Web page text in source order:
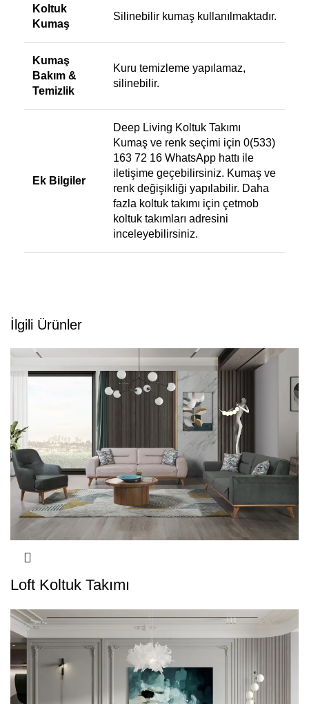
Koltuk
Kumaş
Silinebilir kumaş kullanılmaktadır.
Kumaş
Bakım &
Temizlik
Kuru temizleme yapılamaz,
silinebilir.
Ek Bilgiler
Deep Living Koltuk Takımı
Kumaş ve renk seçimi için 0(533)
163 72 16 WhatsApp hattı ile
iletişime geçebilirsiniz. Kumaş ve
renk değişikliği yapılabilir. Daha
fazla koltuk takımı için çetmob
koltuk takımları adresini
inceleyebilirsiniz.
İlgili Ürünler
Loft Koltuk Takımı